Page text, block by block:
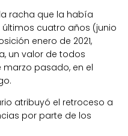
racha que la había
cuatro años (junio
enero de 2021,
un valor de todos
marzo pasado, en el
atribuyó el retroceso a
por parte de los